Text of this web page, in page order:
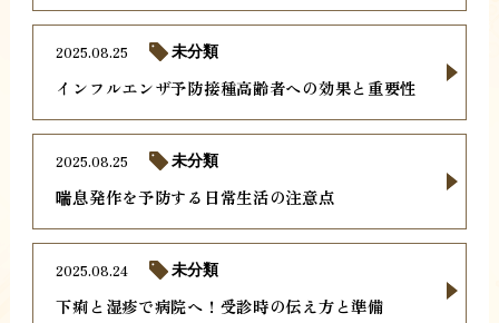
インフルエンザ予防接種高齢者への効果と重要性
2025.08.25 未分類
喘息発作を予防する日常生活の注意点
2025.08.25 未分類
下痢と湿疹で病院へ！受診時の伝え方と準備
2025.08.24 未分類